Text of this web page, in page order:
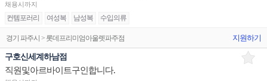
채용시까지
컨템포러리 여성복 남성복 수입의류
경기 파주시 > 롯데프리미엄아울렛파주점 지원하기
구호신세계하남점
직원및아르바이트구인합니다.